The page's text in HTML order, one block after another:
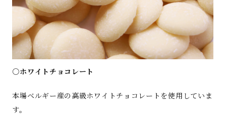
○ホワイトチョコレート
本場ベルギー産の高級ホワイトチョコレートを使用していま
す。